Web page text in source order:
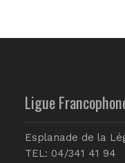
Ligue
Esplanade de la
TEL: 04/341 41 94